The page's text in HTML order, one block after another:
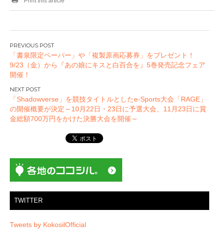
投
稿
ナ
ビ
ゲ
ー
シ
「書泉限定ペーパー」や「複製原画応募券」をプレゼント！
9/23（金）から『あの娘にキスと白百合を』5巻発売記念フェア
開催！
「Shadowverse」を競技タイトルとしたe-Sports大会「RAGE」
の開催概要が決定～10月22日・23日に予選大会、11月23日に賞
金総額700万円をかけた決勝大会を開催～
TWITTER
Tweets by KokosilOfficial